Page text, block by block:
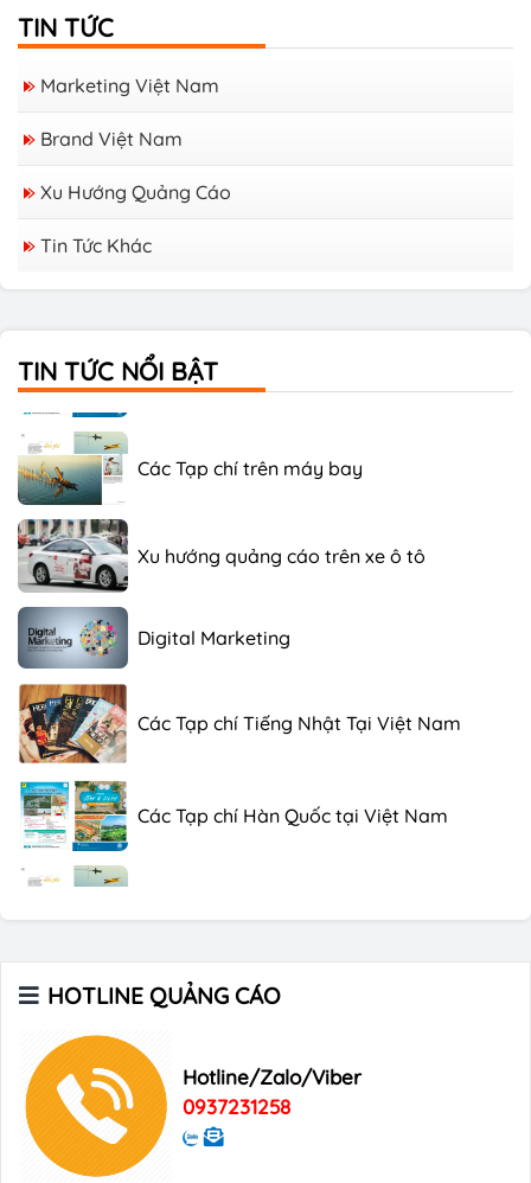
TIN TỨC
Marketing Việt Nam
Brand Việt Nam
Xu Hướng Quảng Cáo
Tin Tức Khác
TIN TỨC NỔI BẬT
Các Tạp chí Tiếng Nhật Tại Việt Nam
HOTLINE QUẢNG CÁO
Hotline/Zalo/Viber
0937231258